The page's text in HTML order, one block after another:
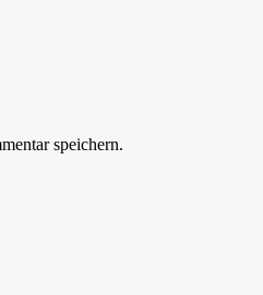
speichern.